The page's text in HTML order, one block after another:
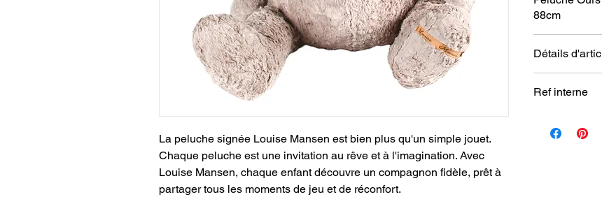
La peluche signée Louise Mansen est bien plus qu'un simple jouet.
Chaque peluche est une invitation au rêve et à l'imagination. Avec
Louise Mansen, chaque enfant découvre un compagnon fidèle, prêt à
partager tous les moments de jeu et de réconfort.
88cm
Détails
Composition :
Ref interne